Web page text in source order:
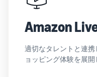
Amazon
適切なタレントと連
ョッピング体験を展開